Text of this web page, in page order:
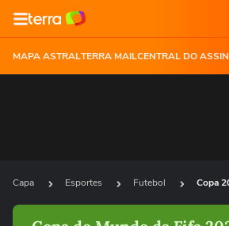
MAPA ASTRALTERRA MAILCENTRAL DO
Capa Esportes Futebol Copa